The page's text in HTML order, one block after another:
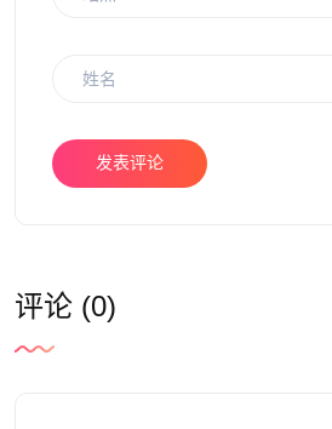
发表评论
评论 (0)